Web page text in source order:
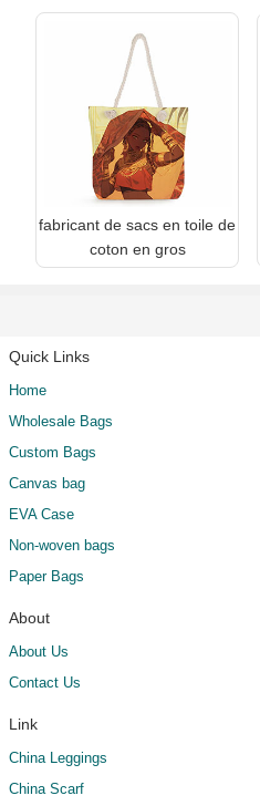
fabricant de sacs en toile de
coton en gros
Quick Links
Home
Wholesale Bags
Custom Bags
Canvas bag
EVA Case
Non-woven bags
Paper Bags
About
About Us
Contact Us
Link
China Leggings
China Scarf